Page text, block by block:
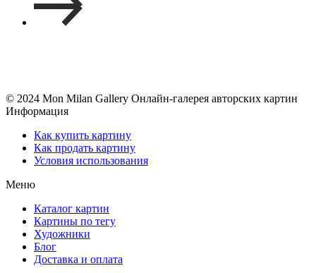
© 2024 Mon Milan Gallery Онлайн-галерея авторских картин
Информация
Как купить картину
Как продать картину
Условия использования
Меню
Каталог картин
Картины по тегу
Художники
Блог
Доставка и оплата